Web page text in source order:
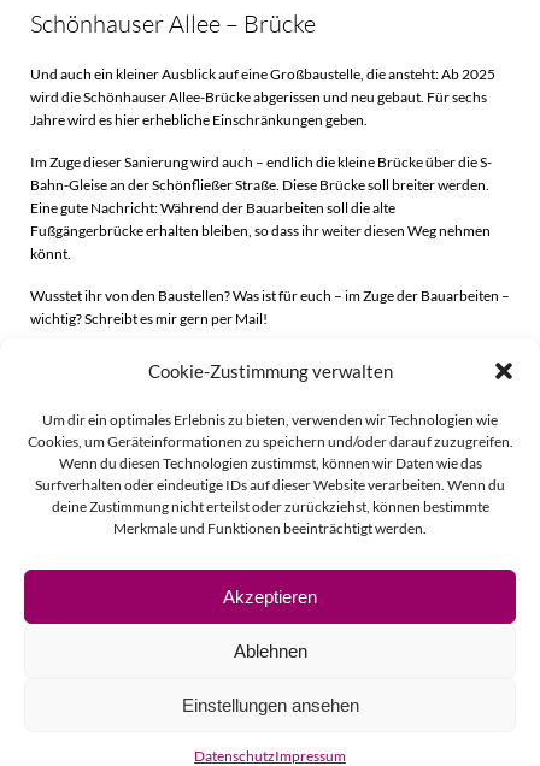
Cookie-Zustimmung verwalten
Um dir ein optimales Erlebnis zu bieten, verwenden wir Technologien wie
Cookies, um Geräteinformationen zu speichern und/oder darauf zuzugreifen.
Wenn du diesen Technologien zustimmst, können wir Daten wie das
Surfverhalten oder eindeutige IDs auf dieser Website verarbeiten. Wenn du
deine Zustimmung nicht erteilst oder zurückziehst, können bestimmte
Merkmale und Funktionen beeinträchtigt werden.
Akzeptieren
Ablehnen
Einstellungen ansehen
DatenschutzImpressum
Schönhauser Allee – Brücke
Und auch ein kleiner Ausblick auf eine Großbaustelle, die ansteht: Ab 2025
wird die Schönhauser Allee-Brücke abgerissen und neu gebaut. Für sechs
Jahre wird es hier erhebliche Einschränkungen geben.
Im Zuge dieser Sanierung wird auch – endlich die kleine Brücke über die S-
Bahn-Gleise an der Schönfließer Straße. Diese Brücke soll breiter werden.
Eine gute Nachricht: Während der Bauarbeiten soll die alte
Fußgängerbrücke erhalten bleiben, so dass ihr weiter diesen Weg nehmen
könnt.
Wusstet ihr von den Baustellen? Was ist für euch – im Zuge der Bauarbeiten –
wichtig? Schreibt es mir gern per Mail!
© 2026 Linda Vierecke.